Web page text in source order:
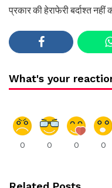
प्रकार की हेराफेरी बर्दाश्त नहीं
What's your
0 0 0 0